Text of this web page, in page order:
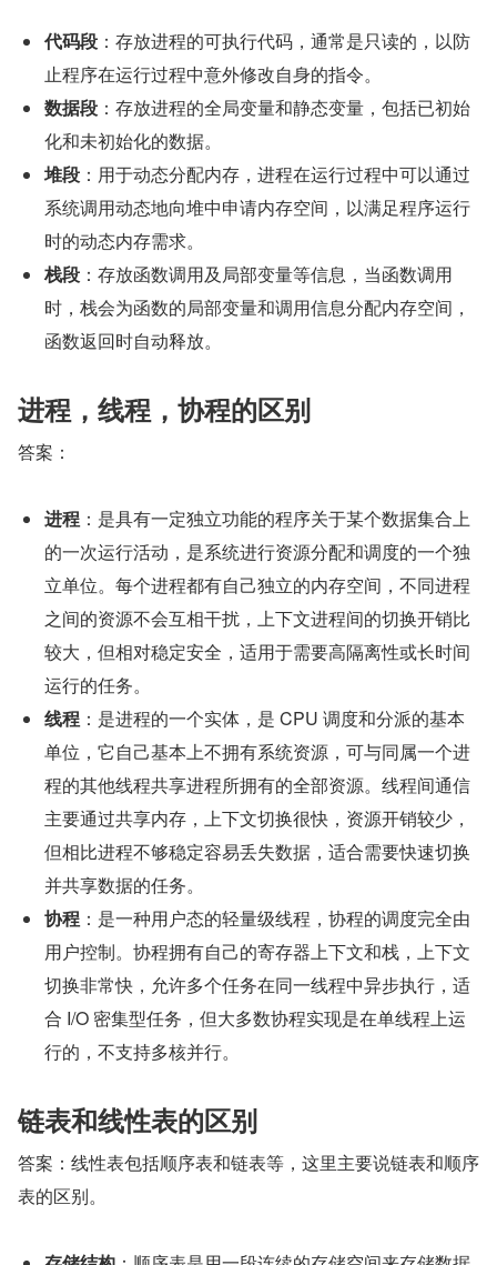
代码段 ：存放进程的可执行代码，通常是只读的，以防
止程序在运行过程中意外修改自身的指令。
数据段 ：存放进程的全局变量和静态变量，包括已初始
化和未初始化的数据。
堆段 ：用于动态分配内存，进程在运行过程中可以通过
系统调用动态地向堆中申请内存空间，以满足程序运行
时的动态内存需求。
栈段 ：存放函数调用及局部变量等信息，当函数调用
时，栈会为函数的局部变量和调用信息分配内存空间，
函数返回时自动释放。
进程，线程，协程的区别
答案：
进程 ：是具有一定独立功能的程序关于某个数据集合上
的一次运行活动，是系统进行资源分配和调度的一个独
立单位。每个进程都有自己独立的内存空间，不同进程
之间的资源不会互相干扰，上下文进程间的切换开销比
较大，但相对稳定安全，适用于需要高隔离性或长时间
运行的任务。
线程 ：是进程的一个实体，是 CPU 调度和分派的基本
单位，它自己基本上不拥有系统资源，可与同属一个进
程的其他线程共享进程所拥有的全部资源。线程间通信
主要通过共享内存，上下文切换很快，资源开销较少，
但相比进程不够稳定容易丢失数据，适合需要快速切换
并共享数据的任务。
协程 ：是一种用户态的轻量级线程，协程的调度完全由
用户控制。协程拥有自己的寄存器上下文和栈，上下文
切换非常快，允许多个任务在同一线程中异步执行，适
合 I/O 密集型任务，但大多数协程实现是在单线程上运
行的，不支持多核并行。
链表和线性表的区别
答案：线性表包括顺序表和链表等，这里主要说链表和顺序
表的区别。